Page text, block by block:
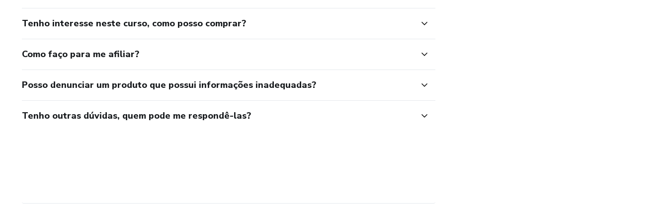
Tenho interesse neste curso, como posso comprar?
Como faço para me afiliar?
Posso denunciar um produto que possui informações inadequadas?
Tenho outras dúvidas, quem pode me respondê-las?